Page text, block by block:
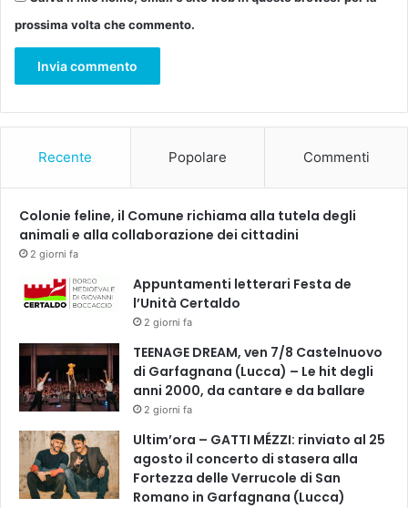
o
m
n
c
0
a
z
1
3
0
n
prossima volta che commento.
Recente Popolare Commenti
Colonie feline, il Comune richiama alla tutela degli
animali e alla collaborazione dei cittadini
2 giorni fa
Appuntamenti letterari Festa de
l’Unità Certaldo
2 giorni fa
TEENAGE DREAM, ven 7/8 Castelnuovo
di Garfagnana (Lucca) – Le hit degli
anni 2000, da cantare e da ballare
2 giorni fa
Ultim’ora – GATTI MÉZZI: rinviato al 25
agosto il concerto di stasera alla
Fortezza delle Verrucole di San
Romano in Garfagnana (Lucca)